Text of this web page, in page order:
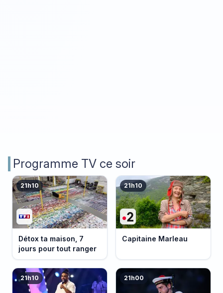
Programme TV ce soir
21h10
Détox ta maison, 7
jours pour tout ranger
21h10
Capitaine Marleau
21h10 21h00